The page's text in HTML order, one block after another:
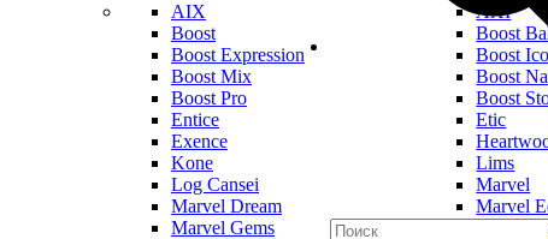
AIX
Boost
Boost Expression
Boost Mix
Boost Pro
Entice
Exence
Kone
Log Cansei
Marvel Dream
Marvel Gems
AXI
Boost
Boost
Boost
Boost
Etic
Lims
Marvel
Marvel
Marvel